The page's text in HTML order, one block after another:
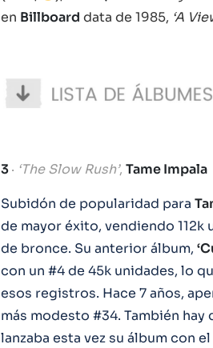
en Billboard data de 1985, ‘A
3· ‘The Slow Rush’, Tame Impala
Subidón de popularidad para
de mayor éxito, vendiendo 112k
de bronce. Su anterior álbum,
con un #4 de 45k unidades, lo
esos registros. Hace 7 años,
más modesto #34. También
lanzaba esta vez su álbum con